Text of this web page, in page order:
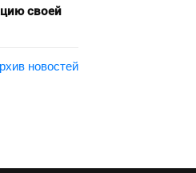
своей
новостей